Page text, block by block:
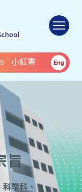
小紅書 Eng
旨
科學科、